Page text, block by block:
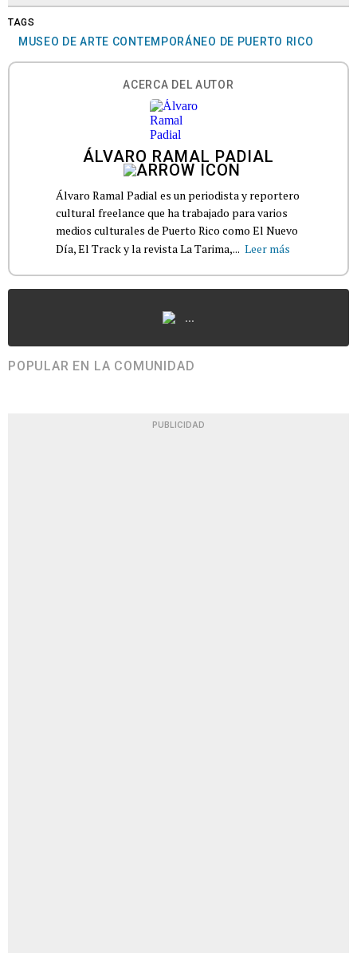
TAGS
MUSEO DE ARTE CONTEMPORÁNEO DE PUERTO RICO
ACERCA DEL AUTOR
ÁLVARO RAMAL PADIAL
Álvaro Ramal Padial es un periodista y reportero
cultural freelance que ha trabajado para varios
medios culturales de Puerto Rico como El Nuevo
Día, El Track y la revista La Tarima,... Leer más
...
POPULAR EN LA COMUNIDAD
PUBLICIDAD